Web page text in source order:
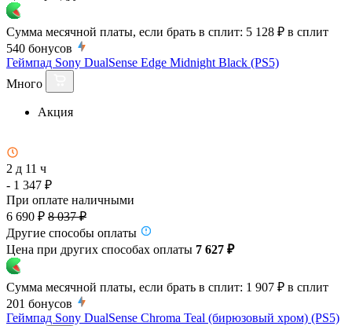
Сумма месячной платы, если брать в сплит: 5 128 ₽ в сплит
540 бонусов
Геймпад Sony DualSense Edge Midnight Black (PS5)
Много
Акция
2 д 11 ч
- 1 347 ₽
При оплате наличными
6 690 ₽ 8 037 ₽
Другие способы оплаты
Цена при других способах оплаты 7 627 ₽
Сумма месячной платы, если брать в сплит: 1 907 ₽ в сплит
201 бонусов
Геймпад Sony DualSense Chroma Teal (бирюзовый хром) (PS5)